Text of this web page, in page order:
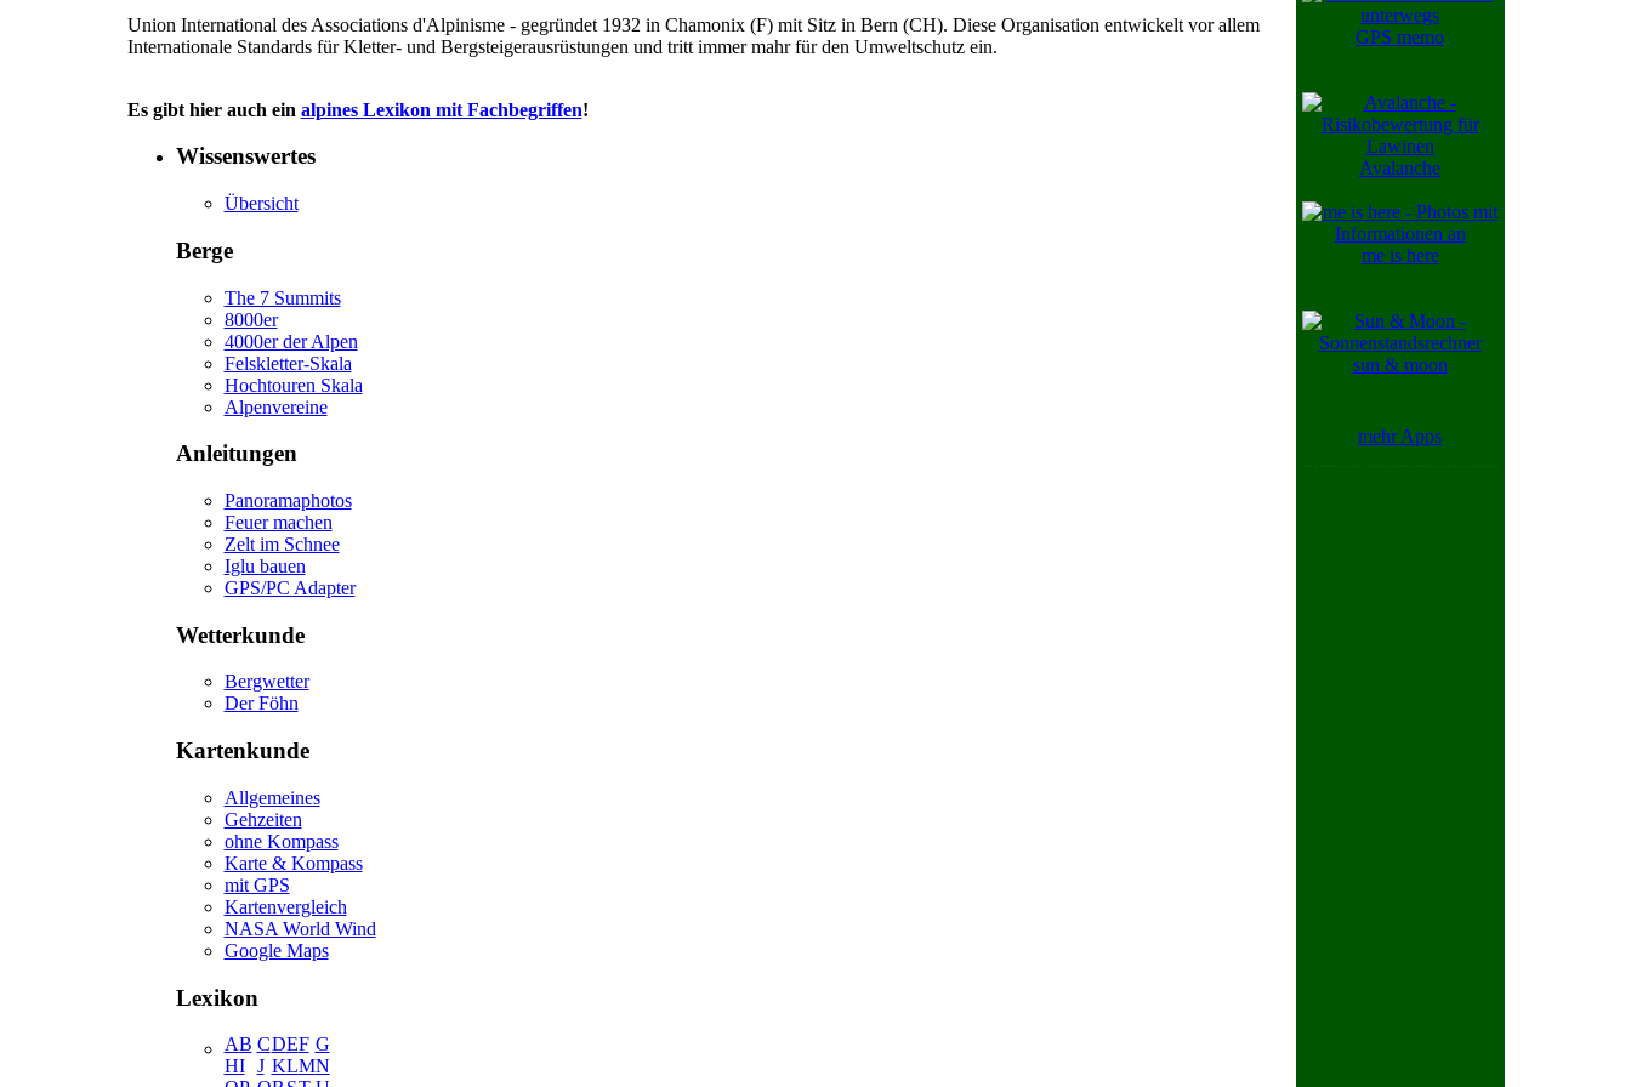
GPS memo
Avalanche
me is here
sun & moon
mehr Apps
Union International des Associations d'Alpinisme - gegründet 1932 in Chamonix (F) mit Sitz in Bern (CH). Diese Organisation entwickelt vor allem
Internationale Standards für Kletter- und Bergsteigerausrüstungen und tritt immer mahr für den Umweltschutz ein.
Es gibt hier auch ein alpines Lexikon mit Fachbegriffen!
Wissenswertes
Übersicht
Berge
The 7 Summits
8000er
4000er der Alpen
Felskletter-Skala
Hochtouren Skala
Alpenvereine
Anleitungen
Panoramaphotos
Feuer machen
Zelt im Schnee
Iglu bauen
GPS/PC Adapter
Wetterkunde
Bergwetter
Der Föhn
Kartenkunde
Allgemeines
Gehzeiten
ohne Kompass
Karte & Kompass
mit GPS
Kartenvergleich
NASA World Wind
Google Maps
Lexikon
AB CDEF G
HI J KLMN